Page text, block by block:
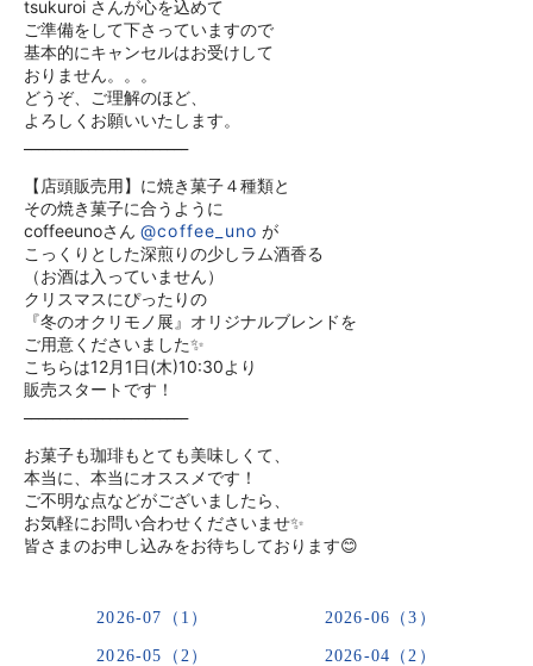
tsukuroi さんが心を込めて
ご準備をして下さっていますので
基本的にキャンセルはお受けして
おりません。。。
どうぞ、ご理解のほど、
よろしくお願いいたします。
【店頭販売用】に焼き菓子４種類と
その焼き菓子に合うように
coffeeunoさん @coffee_uno が
こっくりとした深煎りの少しラム酒香る
（お酒は入っていません）
クリスマスにぴったりの
『冬のオクリモノ展』オリジナルブレンドを
ご用意くださいました✨
こちらは12月1日(木)10:30より
販売スタートです！
お菓子も珈琲もとても美味しくて、
本当に、本当にオススメです！
ご不明な点などがございましたら、
お気軽にお問い合わせくださいませ✨
皆さまのお申し込みをお待ちしております😊
2026-07（1） 2026-06（3）
2026-05（2） 2026-04（2）